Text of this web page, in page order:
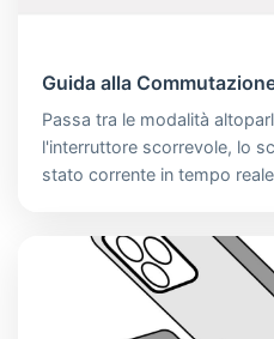
Guida alla
Passa tra le modalità
l'interruttore scorrevole, lo
stato corrente in tempo reale